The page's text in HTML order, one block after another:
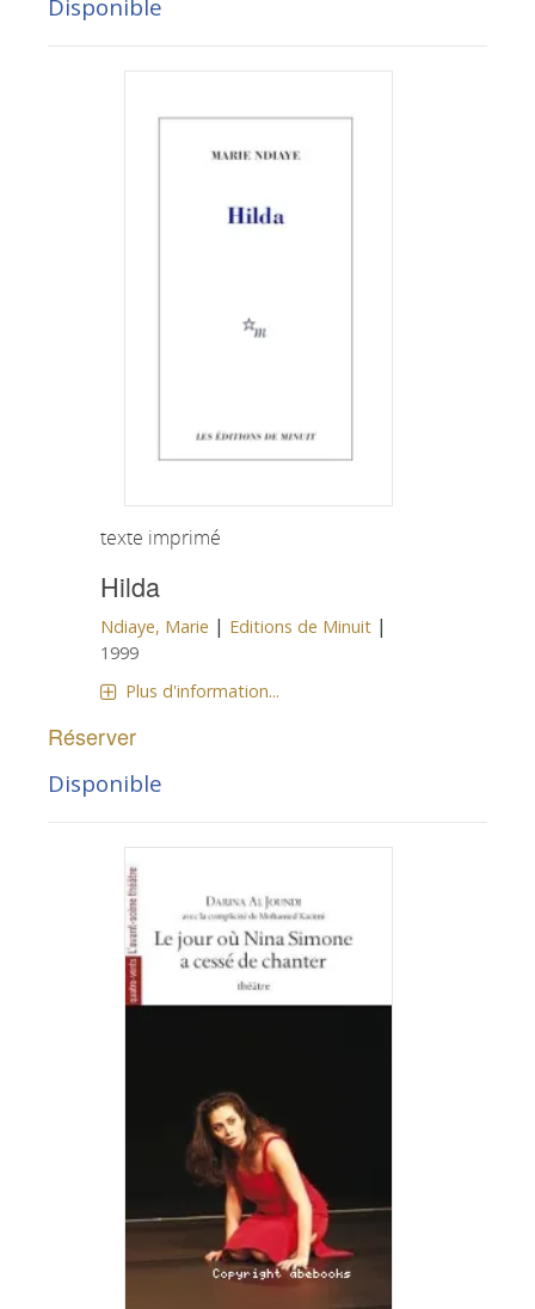
Disponible
texte imprimé
Hilda
Ndiaye, Marie | Editions de Minuit |
1999
Plus d'information...
Réserver
Disponible